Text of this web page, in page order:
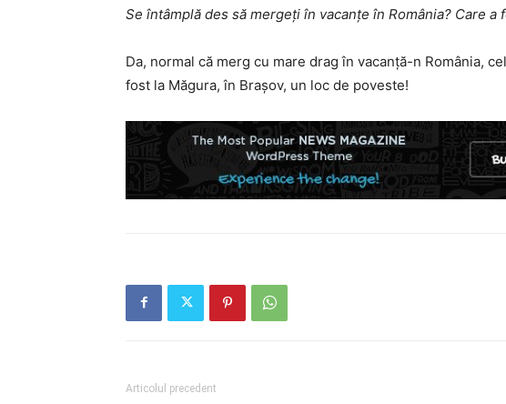
Se întâmplă des să mergeți în vacanțe în România? Care a
Da, normal că merg cu mare drag în vacanță-n România,
fost la Măgura, în Brașov, un loc de poveste!
Articolul precedent